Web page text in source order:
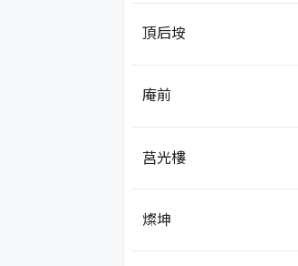
頂后垵
庵前
莒光樓
燦坤